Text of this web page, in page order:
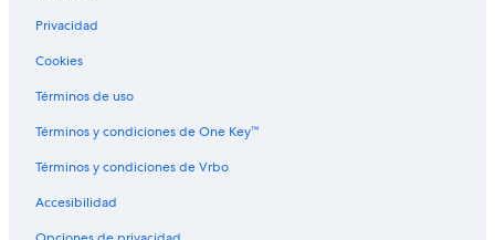
Privacidad
Cookies
Términos de uso
Términos y condiciones de One Key™
Términos y condiciones de Vrbo
Accesibilidad